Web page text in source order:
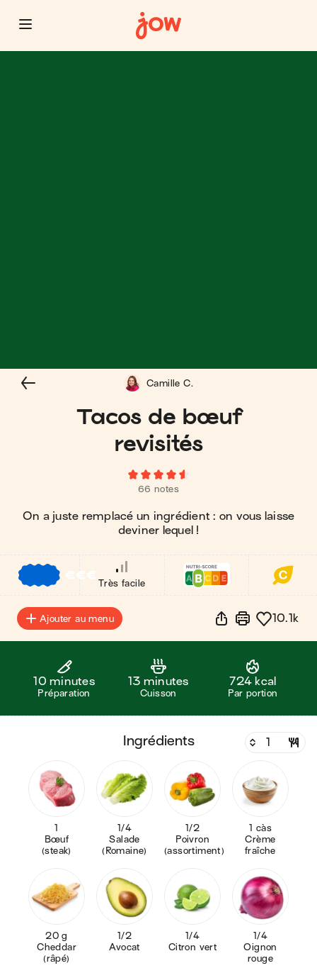
Tacos de bœuf
revisités
66 notes
On a juste remplacé un ingrédient : on vous laisse
deviner lequel !
Camille C.
€€€
Très facile
Ajouter au menu 10.1k
10 minutes
Préparation
13 minutes
Cuisson
724 kcal
Par portion
ingrédients
1
Bœuf
(steak)
1/4
Salade
(Romaine)
1/2
Poivron
(assortiment)
1 càs
Crème
fraîche
20 g
Cheddar
(râpé)
1/2
Avocat
1/4
Citron vert
1/4
Oignon
rouge